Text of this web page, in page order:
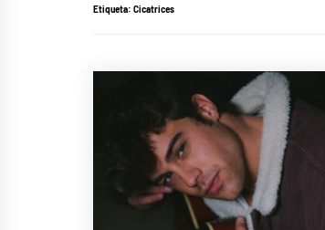
Etiqueta: Cicatrices